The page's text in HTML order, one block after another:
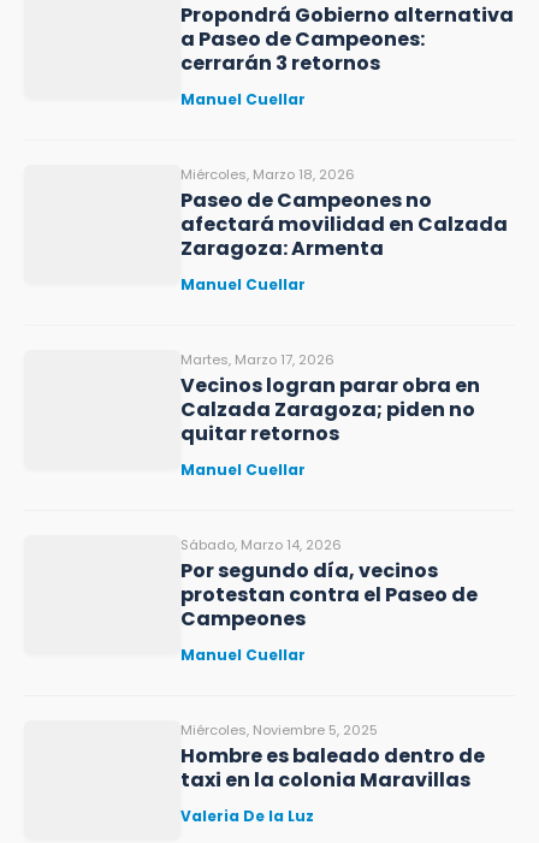
Propondrá Gobierno alternativa
a Paseo de Campeones:
cerrarán 3 retornos
Manuel Cuellar
Miércoles, Marzo 18, 2026
Paseo de Campeones no
afectará movilidad en Calzada
Zaragoza: Armenta
Manuel Cuellar
Martes, Marzo 17, 2026
Vecinos logran parar obra en
Calzada Zaragoza; piden no
quitar retornos
Manuel Cuellar
Sábado, Marzo 14, 2026
Por segundo día, vecinos
protestan contra el Paseo de
Campeones
Manuel Cuellar
Miércoles, Noviembre 5, 2025
Hombre es baleado dentro de
taxi en la colonia Maravillas
Valeria De la Luz